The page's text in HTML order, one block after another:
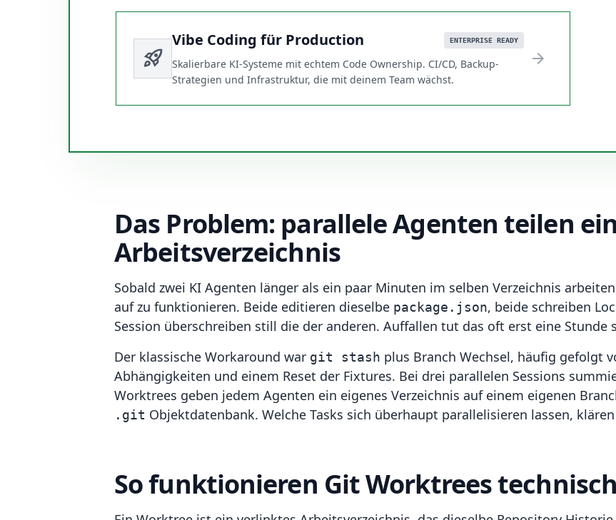
rocket_launch
Vibe Coding für Production ENTERPRISE READY
Skalierbare KI-Systeme mit echtem Code Ownership. CI/CD, Backup-
Strategien und Infrastruktur, die mit deinem Team wächst.
arrow_forward
Das Problem: parallele Agenten teilen ein
Arbeitsverzeichnis
Sobald zwei KI Agenten länger als ein paar Minuten im selben Verzeichnis
auf zu funktionieren. Beide editieren dieselbe package.json, beide schreiben
Session überschreiben still die der anderen. Auffallen tut das oft erst eine Stunde
Der klassische Workaround war git stash plus Branch Wechsel, häufig gefolgt
Abhängigkeiten und einem Reset der Fixtures. Bei drei parallelen Sessions
Worktrees geben jedem Agenten ein eigenes Verzeichnis auf einem eigenen
.git Objektdatenbank. Welche Tasks sich überhaupt parallelisieren lassen,
So funktionieren Git Worktrees technisch